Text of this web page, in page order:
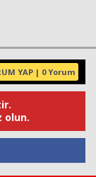
YAP | 0 Yorum
olun.